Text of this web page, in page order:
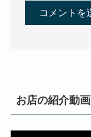
お店の紹介動画